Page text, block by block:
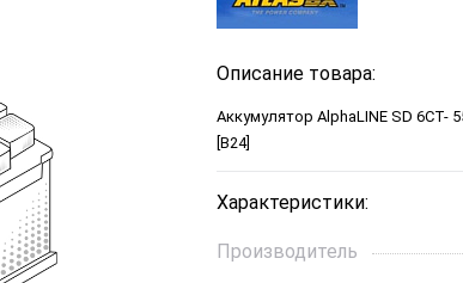
Описание товара:
Аккумулятор AlphaLINE SD 6СТ-
[B24]
Характеристики:
Производитель